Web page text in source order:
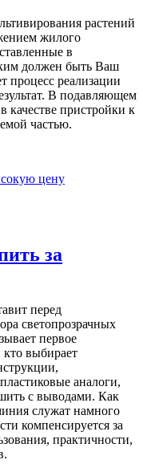
растений
жилого
в
должен быть Ваш
процесс реализации
В подавляющем
качестве пристройки к
частью.
за
перед
светопрозрачных
первое
кто выбирает
аналоги,
с выводами. Как
служат намного
компенсируется за
практичности,